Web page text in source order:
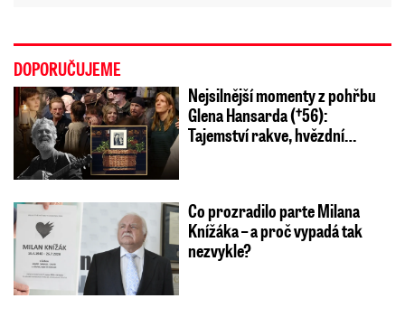
DOPORUČUJEME
Nejsilnější momenty z pohřbu
Glena Hansarda (†56):
Tajemství rakve, hvězdní…
Co prozradilo parte Milana
Knížáka – a proč vypadá tak
nezvykle?